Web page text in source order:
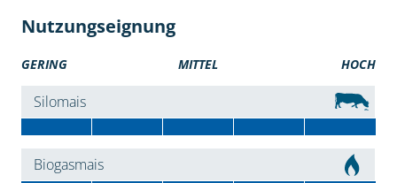
Nutzungseignung
GERING MITTEL HOCH
Silomais
Biogasmais